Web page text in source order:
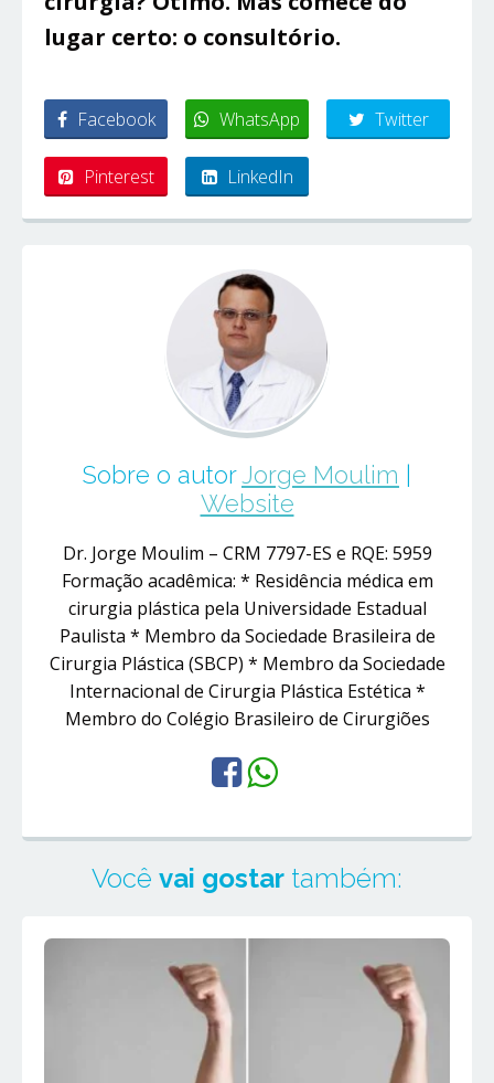
lugar certo: o consultório.
Facebook WhatsApp Twitter
Pinterest LinkedIn
Sobre o autorJorge Moulim
Website
Dr. Jorge Moulim – CRM 7797-ES e RQE: 5959
Formação acadêmica: * Residência médica em
cirurgia plástica pela Universidade Estadual
Paulista * Membro da Sociedade Brasileira de
Cirurgia Plástica (SBCP) * Membro da Sociedade
Internacional de Cirurgia Plástica Estética *
Membro do Colégio Brasileiro de Cirurgiões
Você vai gostar também: